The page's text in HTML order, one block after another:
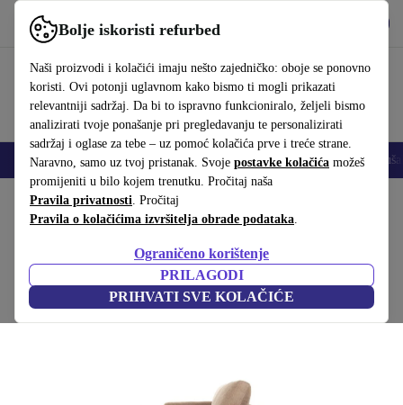
Bolje iskoristi refurbed
Naši proizvodi i kolačići imaju nešto zajedničko: oboje se ponovno
koristi. Ovi potonji uglavnom kako bismo ti mogli prikazati
relevantniji sadržaj. Da bi to ispravno funkcioniralo, željeli bismo
analizirati tvoje ponašanje pri pregledavanju te personalizirati
sadržaj i oglase za tebe – uz pomoć kolačića prve i treće strane.
Naravno, samo uz tvoj pristanak. Svoje postavke kolačića možeš
promijeniti u bilo kojem trenutku. Pročitaj naša
Pravila privatnosti. Pročitaj
Pravila o kolačićima izvršitelja obrade podataka.
Ograničeno korištenje
PRILAGODI
PRIHVATI SVE KOLAČIĆE
Koristi refurbed brzo i jednostavno
Mobiteli Prijenosna računala Tableti Pametni satovi Dodaci
Početna stranica Proizvodi Kućanstvo
Douglas sofa 3-sjedalo Aulla Caramel
Smeđa
(Prikupljanje recenzija)